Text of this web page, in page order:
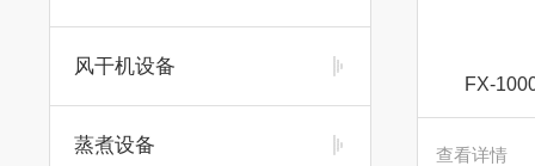
风干机设备
蒸煮设备
FX-
查看详情